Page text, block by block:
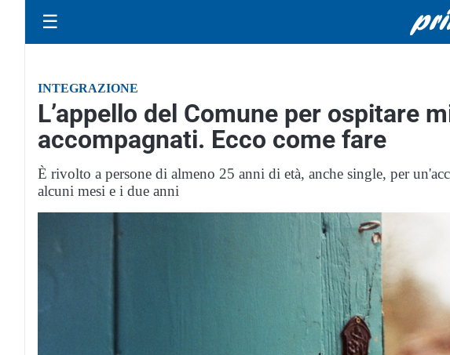
☰
INTEGRAZIONE
L’appello del Comune per ospitare
accompagnati. Ecco come fare
È rivolto a persone di almeno 25 anni di età, anche single, per
alcuni mesi e i due anni